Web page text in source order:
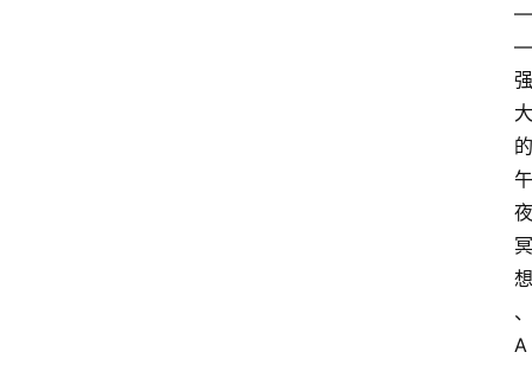
—
—
强
大
的
午
夜
冥
想
、
A